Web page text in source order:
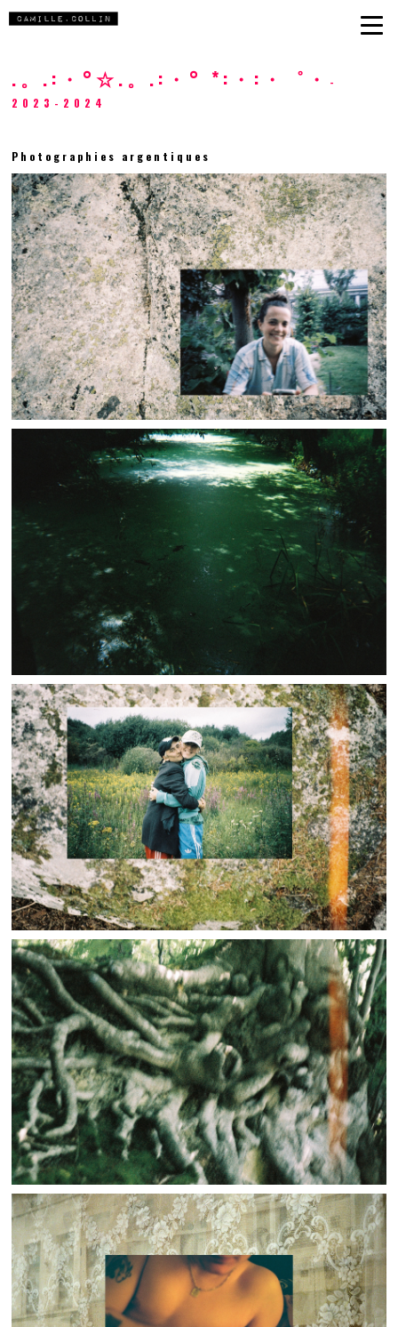
.。.:・°☆.。.:・° *:・:・゜・
-
2023-2024
Photographies argentiques